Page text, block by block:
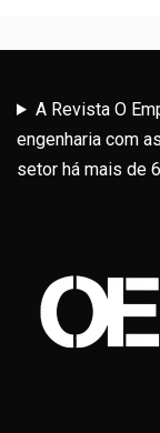
A Revista O
engenharia com
setor há mais de